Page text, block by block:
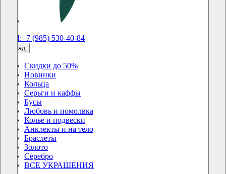
ТЕЛ:+7 (985) 530-40-84
назад
Скидки до 50%
Новинки
Кольца
Серьги и каффы
Бусы
Любовь и помолвка
Колье и подвески
Анклекты и на тело
Браслеты
Золото
Серебро
ВСЕ УКРАШЕНИЯ